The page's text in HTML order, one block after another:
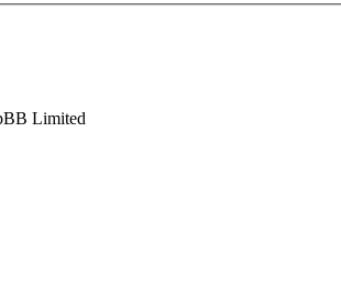
Limited